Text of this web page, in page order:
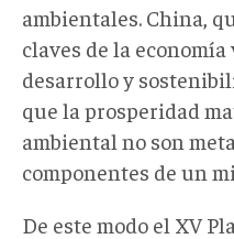
ambientales. China,
claves de la
desarrollo y
que la prosperidad
ambiental no son
componentes de un
De este modo el XV